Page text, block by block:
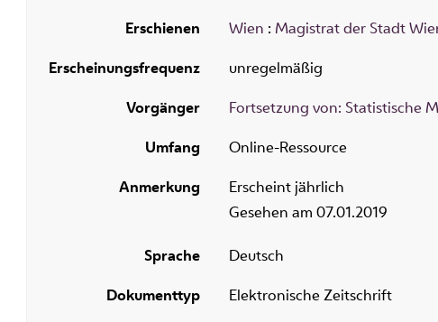
Erschienen
Wien : Magistrat der Stadt
Erscheinungsfrequenz
unregelmäßig
Vorgänger
Fortsetzung von: Statistische
Umfang
Online-Ressource
Anmerkung
Erscheint jährlich
Gesehen am 07.01.2019
Sprache
Deutsch
Dokumenttyp
Elektronische Zeitschrift